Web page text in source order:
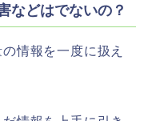
などはでないの？
情報を一度に扱え